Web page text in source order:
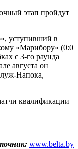
этап пройдут
уступивший в
«Марибору» (0:0
с 3-го раунда
августа он
Напока,
www.belta.by